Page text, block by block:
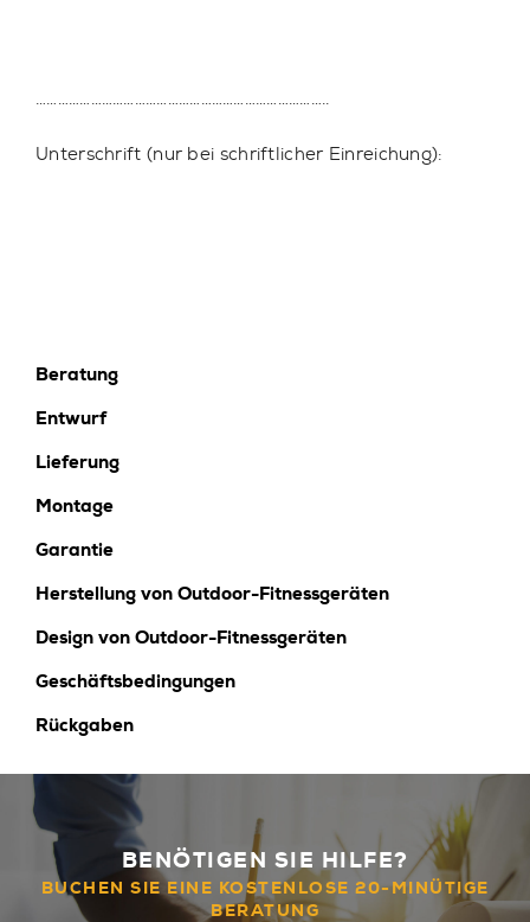
……………………………………………………………………..
Unterschrift (nur bei schriftlicher Einreichung):
Beratung
Entwurf
Lieferung
Montage
Garantie
Herstellung von Outdoor-Fitnessgeräten
Design von Outdoor-Fitnessgeräten
Geschäftsbedingungen
Rückgaben
BENÖTIGEN SIE HILFE?
BUCHEN SIE EINE KOSTENLOSE 20-MINÜTIGE
BERATUNG